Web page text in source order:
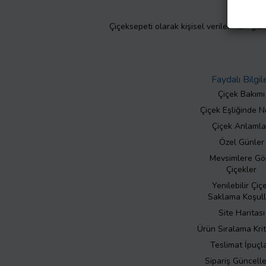
Çiçeksepeti olarak kişisel verilerinizin
Faydalı
Çiçek Bakımı
Çiçek Eşliğinde
Çiçek
Özel Günler
Mevsimlere
Çiçekler
Yenilebilir
Saklama
Site Haritası
Ürün Sıralama
Teslimat
Sipariş